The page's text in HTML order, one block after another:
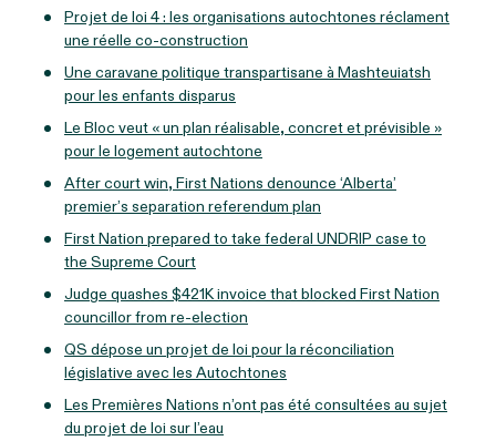
Projet de loi 4 : les organisations autochtones réclament
une réelle co-construction
Une caravane politique transpartisane à Mashteuiatsh
pour les enfants disparus
Le Bloc veut « un plan réalisable, concret et prévisible »
pour le logement autochtone
After court win, First Nations denounce ‘Alberta’
premier’s separation referendum plan
First Nation prepared to take federal UNDRIP case to
the Supreme Court
Judge quashes $421K invoice that blocked First Nation
councillor from re-election
QS dépose un projet de loi pour la réconciliation
législative avec les Autochtones
Les Premières Nations n’ont pas été consultées au sujet
du projet de loi sur l’eau